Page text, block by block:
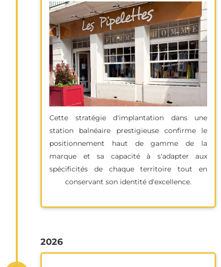
Cette stratégie d'implantation dans une
station balnéaire prestigieuse confirme le
positionnement haut de gamme de la
marque et sa capacité à s'adapter aux
spécificités de chaque territoire tout en
conservant son identité d'excellence.
2026